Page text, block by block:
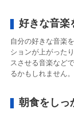
好きな音楽
自分の好きな音楽
ションが上がった
スさせる音楽など
るかもしれません。
朝食をしっ